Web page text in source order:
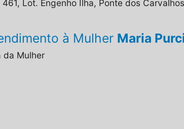
Lot. Engenho Ilha, Ponte dos Carvalhos
à Mulher Maria
da Mulher